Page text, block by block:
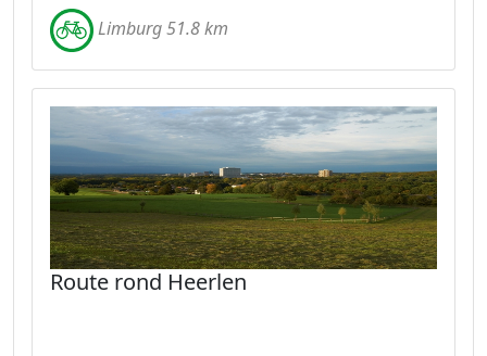
Limburg 51.8 km
Route rond Heerlen